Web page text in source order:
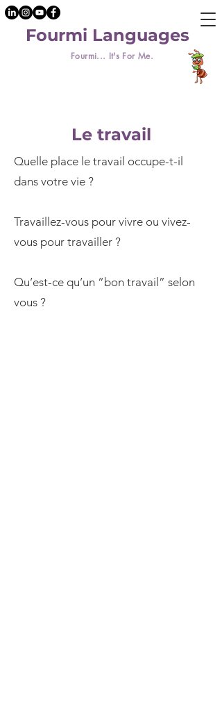
Fourmi... It's For Me.
Fourmi Languages
Le travail
Quelle place le travail occupe-t-il
dans votre vie ?
Travaillez-vous pour vivre ou vivez-
vous pour travailler ?
Qu’est-ce qu’un “bon travail” selon
vous ?